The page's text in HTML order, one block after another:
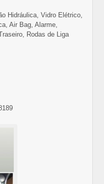
Hidráulica, Vidro Elétrico,
Air Bag, Alarme,
Rodas de Liga